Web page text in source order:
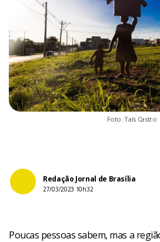
Foto: Taís Castro
Redação Jornal de Brasília
27/03/2023 10h32
Poucas pessoas sabem, mas a